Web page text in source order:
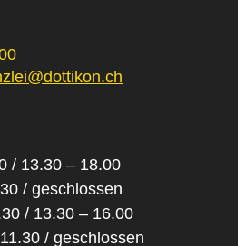
/ 13.30 – 18.00
/ geschlossen
/ 13.30 – 16.00
/ geschlossen